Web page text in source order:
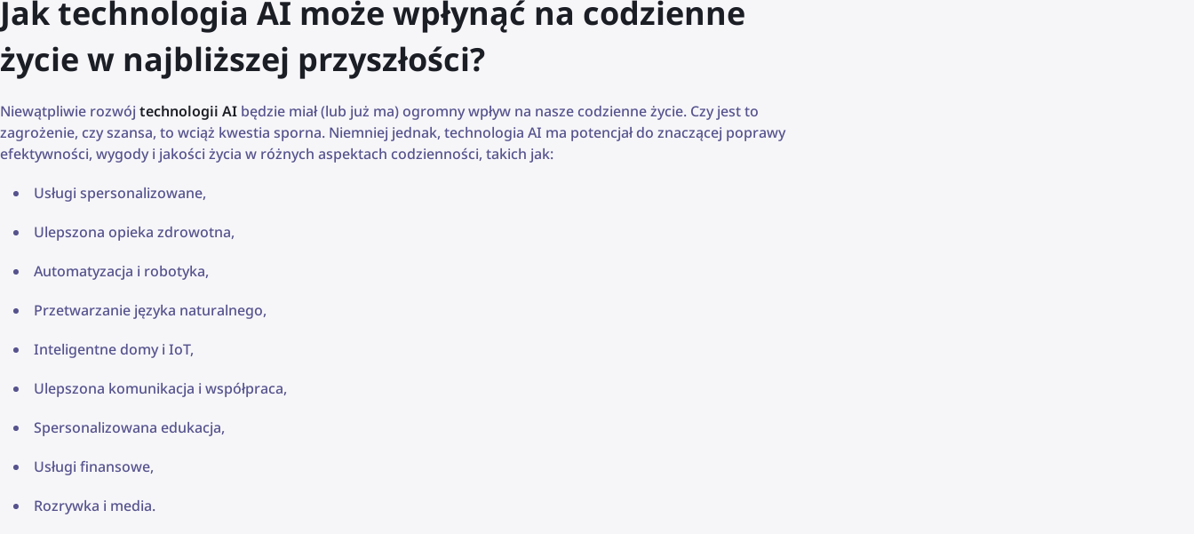
Jak technologia AI może wpłynąć na codzienne
życie w najbliższej przyszłości?
Niewątpliwie rozwój technologii AI będzie miał (lub już ma) ogromny wpływ na nasze codzienne życie. Czy jest to
zagrożenie, czy szansa, to wciąż kwestia sporna. Niemniej jednak, technologia AI ma potencjał do znaczącej poprawy
efektywności, wygody i jakości życia w różnych aspektach codzienności, takich jak:
Usługi spersonalizowane,
Ulepszona opieka zdrowotna,
Automatyzacja i robotyka,
Przetwarzanie języka naturalnego,
Inteligentne domy i IoT,
Ulepszona komunikacja i współpraca,
Spersonalizowana edukacja,
Usługi finansowe,
Rozrywka i media.